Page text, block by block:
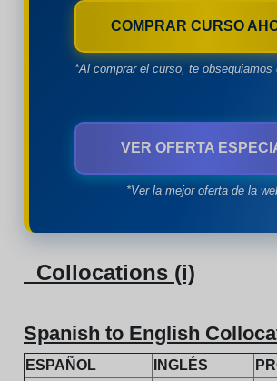
COMPRAR CURSO
*Al comprar el curso, te
VER OFERTA
*Ver la mejor oferta de la
Collocations (i)
Spanish to English
ESPAÑOL INGLÉS